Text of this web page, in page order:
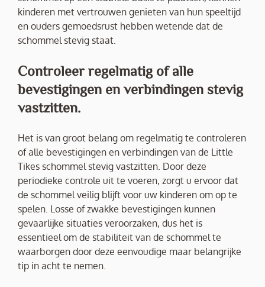
kinderen met vertrouwen genieten van hun speeltijd
en ouders gemoedsrust hebben wetende dat de
schommel stevig staat.
Controleer regelmatig of alle
bevestigingen en verbindingen stevig
vastzitten.
Het is van groot belang om regelmatig te controleren
of alle bevestigingen en verbindingen van de Little
Tikes schommel stevig vastzitten. Door deze
periodieke controle uit te voeren, zorgt u ervoor dat
de schommel veilig blijft voor uw kinderen om op te
spelen. Losse of zwakke bevestigingen kunnen
gevaarlijke situaties veroorzaken, dus het is
essentieel om de stabiliteit van de schommel te
waarborgen door deze eenvoudige maar belangrijke
tip in acht te nemen.